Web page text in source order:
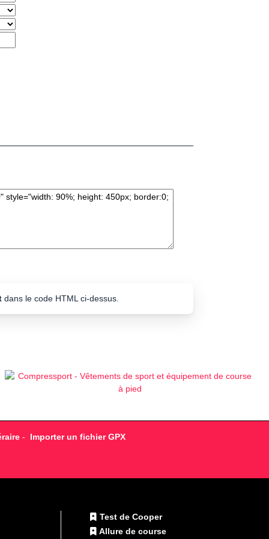
dans le code HTML ci-dessus.
- Importer un fichier GPX
Test de Cooper
Allure de course